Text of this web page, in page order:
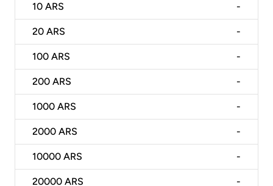
10 ARS -
20 ARS -
100 ARS -
200 ARS -
1000 ARS -
2000 ARS -
10000 ARS -
20000 ARS -